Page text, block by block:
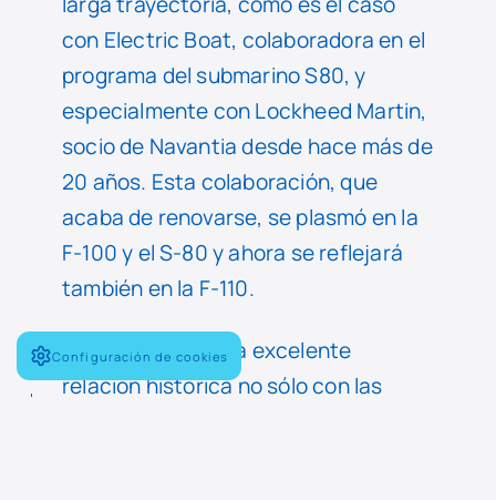
con Electric Boat, colaboradora en el
programa del submarino S80, y
especialmente con Lockheed Martin,
socio de Navantia desde hace más de
20 años. Esta colaboración, que
acaba de renovarse, se plasmó en la
F-100 y el S-80 y ahora se reflejará
también en la F-110.
Navantia tiene una excelente
relación histórica no sólo con las
Configuración de cookies